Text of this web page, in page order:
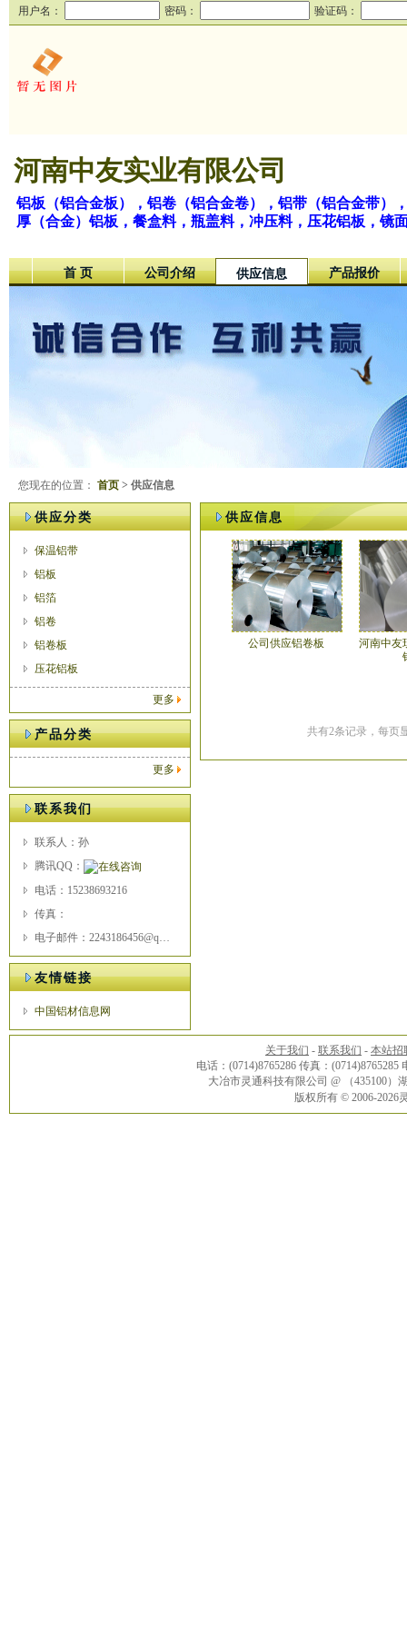
用户名： 密码： 验证码：
河南中友实业有限公司
铝板（铝合金板），铝卷（铝合金卷），铝带（铝合金带）
厚（合金）铝板，餐盒料，瓶盖料，冲压料，压花铝板，镜
首 页 公司介绍 供应信息 产品报价
您现在的位置： 首页 > 供应信息
供应分类
保温铝带
铝板
铝箔
铝卷
铝卷板
压花铝板
更多
产品分类
更多
联系我们
联系人：孙
腾讯QQ：
电话：15238693216
传真：
电子邮件：2243186456@qq.com
友情链接
中国铝材信息网
供应信息
公司供应铝卷板
河南中友
共有2条记录，每页
关于我们 - 联系我们 - 本站招
电话：(0714)8765286 传真：(0714)8765285
大冶市灵通科技有限公司 @ （435100
版权所有 © 2006-2026